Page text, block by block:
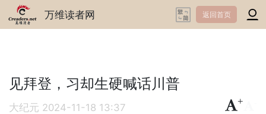
万维读者网 返回首页
见拜登，习却生硬喊话川普
大纪元 2024-11-18 13:37
+